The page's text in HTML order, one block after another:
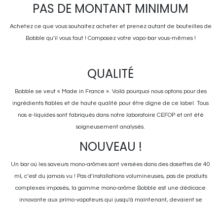
PAS DE MONTANT MINIMUM
Achetez ce que vous souhaitez acheter et prenez autant de bouteilles de
Bobble qu’il vous faut ! Composez votre vapo-bar vous-mêmes !
QUALITÉ
Bobble se veut « Made in France ». Voilà pourquoi nous optons pour des
ingrédients fiables et de haute qualité pour être digne de ce label. Tous
nos e-liquides sont fabriqués dans notre laboratoire CEFOP et ont été
soigneusement analysés.
NOUVEAU !
Un bar où les saveurs mono-arômes sont versées dans des dosettes de 40
ml, c’est du jamais vu ! Pas d’installations volumineuses, pas de produits
complexes imposés, la gamme mono-arôme Bobble est une dédicace
innovante aux primo-vapoteurs qui jusqu'à maintenant, devaient se